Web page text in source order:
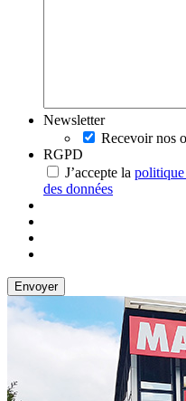
Newsletter
Recevoir nos
RGPD
J’accepte la politique
des données